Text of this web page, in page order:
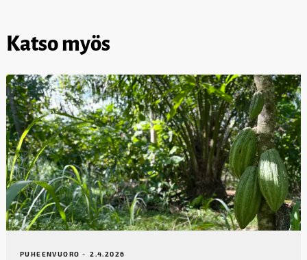
Katso myös
PUHEENVUORO - 2.4.2026